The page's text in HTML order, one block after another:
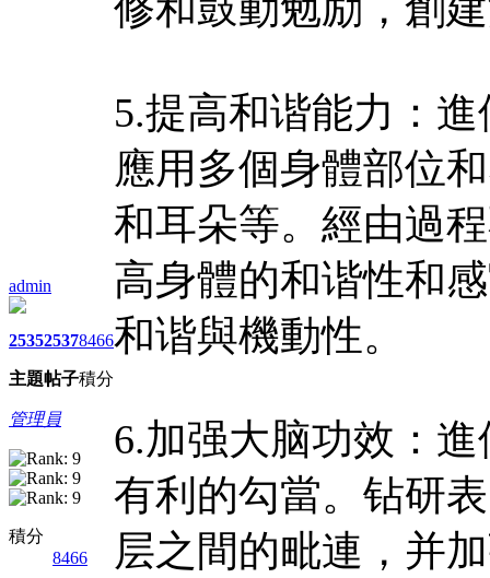
admin
2535
主題
2537
帖子
8466
積分
管理員
積分
8466
5.提高和谐能力：進
應用多個身體部位
和耳朵等。經由過
高身體的和谐性和
和谐與機動性。
6.加强大脑功效：
有利的勾當。钻研
层之間的毗連，并